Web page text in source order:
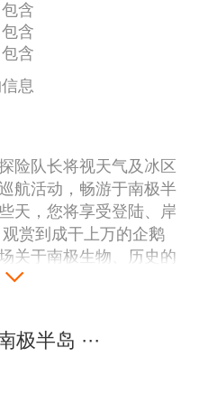
且根本不怕人，有时还
Island)
区经常导致浮冰搁浅，
西经62度37分），四
上库佛维岛是一个黑色
在Ronge岛北部和阿克
水道中，在海水冲刷
礁石。
是尖凸企鹅的聚集地
众山环抱的安沃尔湾
）
长城站所在乔治王岛
不仅风光旖旎，是海
动物的集聚地，同时也
、乌拉圭等国的考察站
游客来南极观光的一道
岛和罗伯特岛的中间，
之地，在岛上可以看到
嘴巴桔红色、眼眉上方
尔海豹。据鸟类学家长
区现有企鹅近1.2亿
87%，占南极海鸟总数
含
含
含
息
险队长将视天气及冰区
航活动，畅游于南极半
天，您将享受登陆、岸
赏到成干上万的企鹅
关于南极生物、历史的
第一，由船长和船方
下部分地点或者其他可
极半岛 ···